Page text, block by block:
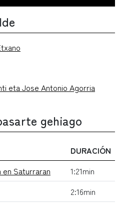
eta Jose Antonio Agorria
gehiago
DURACIÓN
en Saturraran
1:21min
2:16min